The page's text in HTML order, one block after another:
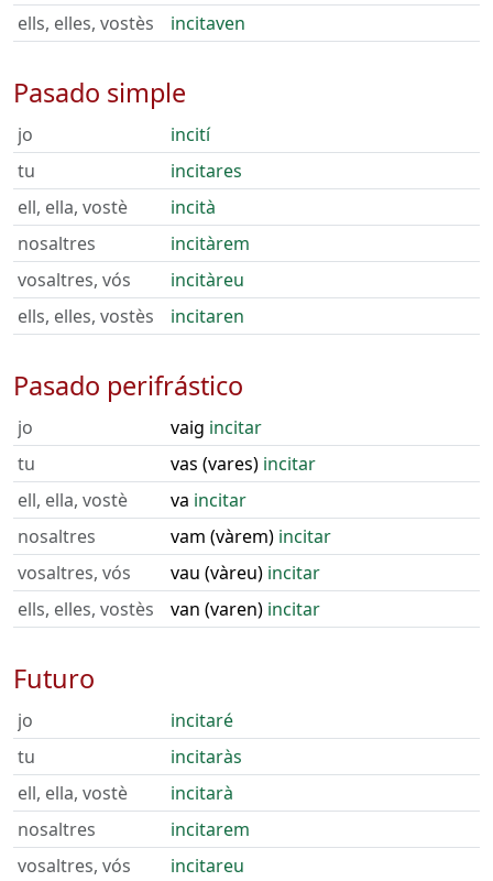
ells, elles, vostès
incitaven
Pasado simple
jo
incití
tu
incitares
ell, ella, vostè
incità
nosaltres
incitàrem
vosaltres, vós
incitàreu
ells, elles, vostès
incitaren
Pasado perifrástico
jo vaig incitar
tu
vas (vares) incitar
ell, ella, vostè
va incitar
nosaltres
vam (vàrem) incitar
vosaltres, vós
vau (vàreu) incitar
ells, elles, vostès
van (varen) incitar
Futuro
jo
incitaré
tu
incitaràs
ell, ella, vostè
incitarà
nosaltres
incitarem
vosaltres, vós
incitareu